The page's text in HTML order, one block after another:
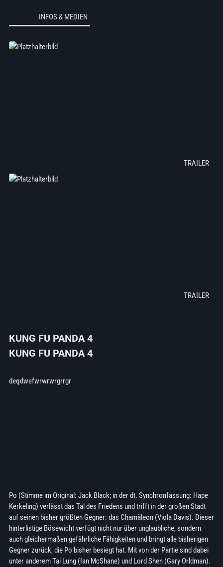
INFOS & MEDIEN
KUNG FU PANDA 4
KUNG FU PANDA 4
deqdwefwrwrwrgrrgr
Po (Stimme im Original: Jack Black; in der dt. Synchronfassung: Hape
Kerkeling) verlässt das Tal des Friedens und trifft in der großen Stadt
auf seinen bisher größten Gegner: das Chamäleon (Viola Davis). Dieser
hinterlistige Bösewicht verfügt nicht nur über unglaubliche, sondern
auch gleichermaßen gefährliche Fähigkeiten und bringt alle bisherigen
Gegner zurück, die Po bisher besiegt hat. Mit von der Partie sind dabei
unter anderem Tai Lung (Ian McShane) und Lord Shen (Gary Orldman).